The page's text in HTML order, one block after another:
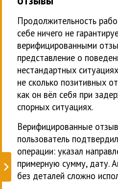
Продолжительность
себе ничего не
верифицированными
представление о
нестандартных
не сколько позитивных
как он вёл себя при
спорных ситуациях.
Верифицированные
пользователь
операции: указал
примерную сумму, дату.
без деталей сложно